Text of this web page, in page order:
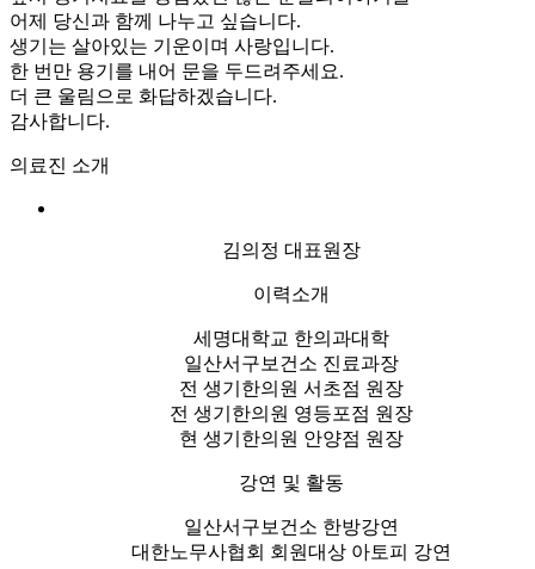
손
에
습
진
때
에
어제 당신과 함께 나누고 싶습니다.
생기는 살아있는 기운이며 사랑입니다.
한 번만 용기를 내어 문을 두드려주세요.
더 큰 울림으로 화답하겠습니다.
감사합니다.
의료진 소개
김의정 대표원장
이력소개
세명대학교 한의과대학
일산서구보건소 진료과장
전 생기한의원 서초점 원장
전 생기한의원 영등포점 원장
현 생기한의원 안양점 원장
강연 및 활동
일산서구보건소 한방강연
대한노무사협회 회원대상 아토피 강연